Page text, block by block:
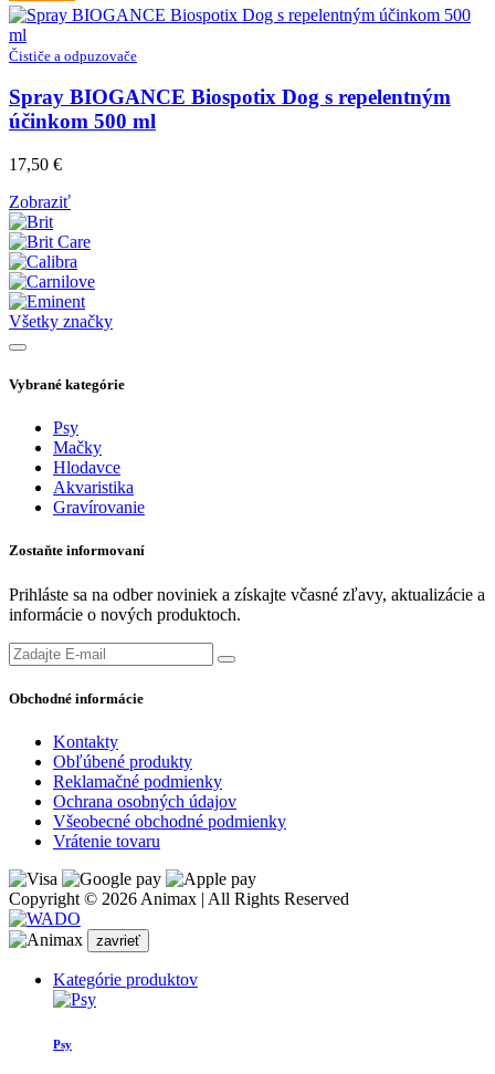
Čističe a odpuzovače
Spray BIOGANCE Biospotix Dog s repelentným
účinkom 500 ml
17,50 €
Zobraziť
Všetky značky
Vybrané kategórie
Psy
Mačky
Hlodavce
Akvaristika
Gravírovanie
Zostaňte informovaní
Prihláste sa na odber noviniek a získajte včasné zľavy, aktualizácie a
informácie o nových produktoch.
Obchodné informácie
Kontakty
Obľúbené produkty
Reklamačné podmienky
Ochrana osobných údajov
Všeobecné obchodné podmienky
Vrátenie tovaru
Copyright © 2026 Animax | All Rights Reserved
zavrieť
Kategórie produktov
Psy